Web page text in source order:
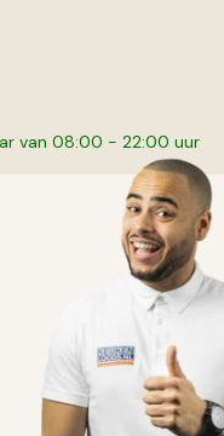
van 08:00 - 22:00 uur